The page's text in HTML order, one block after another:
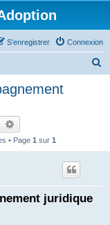
Connexion
S’enregistrer
Rechercher
• Page 1 sur 1
juridique